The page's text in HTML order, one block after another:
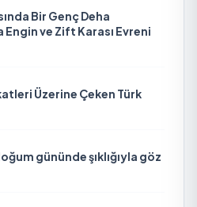
Bir Genç Deha
ve Zift Karası Evreni
Üzerine Çeken Türk
gününde şıklığıyla göz